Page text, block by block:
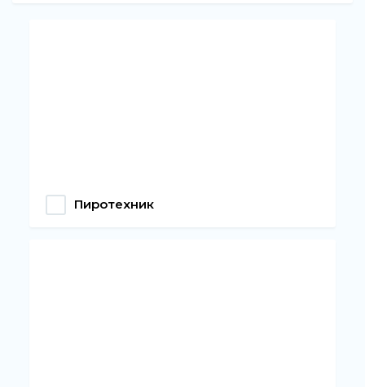
Пиротехник